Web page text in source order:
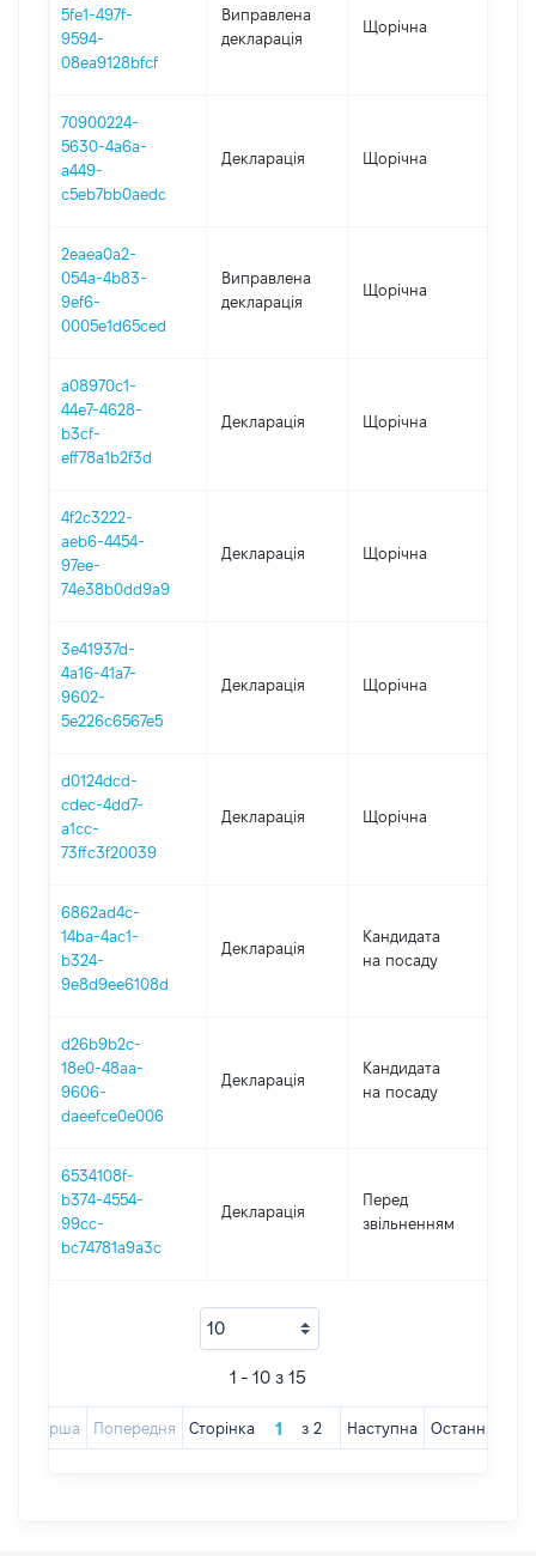
5fe1-497f-
9594-
08ea9128bfcf
Виправлена
декларація
Щорічна
70900224-
5630-4a6a-
a449-
c5eb7bb0aedc
Декларація Щорічна
2eaea0a2-
054a-4b83-
9ef6-
0005e1d65ced
Виправлена
декларація
Щорічна
a08970c1-
44e7-4628-
b3cf-
eff78a1b2f3d
Декларація Щорічна
4f2c3222-
aeb6-4454-
97ee-
74e38b0dd9a9
Декларація Щорічна
3e41937d-
4a16-41a7-
9602-
5e226c6567e5
Декларація Щорічна
d0124dcd-
cdec-4dd7-
a1cc-
73ffc3f20039
Декларація Щорічна
6862ad4c-
14ba-4ac1-
b324-
9e8d9ee6108d
Декларація
Кандидата
на посаду
d26b9b2c-
18e0-48aa-
9606-
daeefce0e006
Декларація
Кандидата
на посаду
6534108f-
b374-4554-
99cc-
bc74781a9a3c
Декларація
Перед
звільненням
1 - 10 з 15
Перша Попередня Сторінка з 2 Наступна Остання